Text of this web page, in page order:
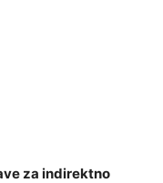
za indirektno